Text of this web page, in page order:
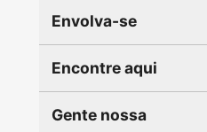
Envolva-se
Encontre aqui
Gente nossa